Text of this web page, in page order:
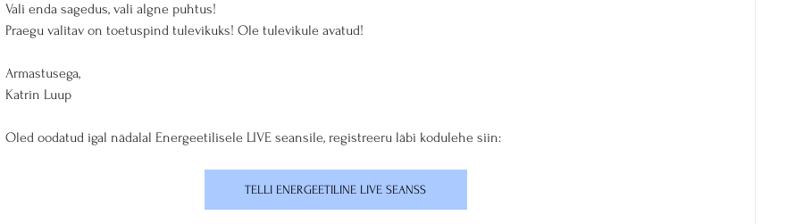
Vali enda sagedus, vali algne puhtus!
Praegu valitav on toetuspind tulevikuks! Ole tulevikule avatud!
Armastusega,
Katrin Luup
Oled oodatud igal nädalal Energeetilisele LIVE seansile, registreeru läbi kodulehe siin:
TELLI ENERGEETILINE LIVE SEANSS